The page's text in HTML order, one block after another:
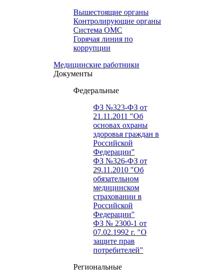
Вышестоящие органы
Контролирующие органы
Система ОМС
Горячая линия по
коррупции
Медицинские работники
Документы
Федеральные
ФЗ №323-ФЗ от
21.11.2011 "Об
основах охраны
здоровья граждан в
Российской
Федерации"
ФЗ №326-ФЗ от
29.11.2010 "Об
обязательном
медицинском
страховании в
Российской
Федерации"
ФЗ № 2300-1 от
07.02.1992 г. "О
защите прав
потребителей"
Региональные